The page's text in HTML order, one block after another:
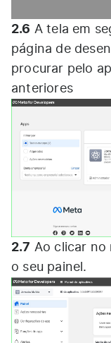
2.6 A tela em
página de
procurar pelo
anteriores
2.7 Ao clicar no
o seu painel.